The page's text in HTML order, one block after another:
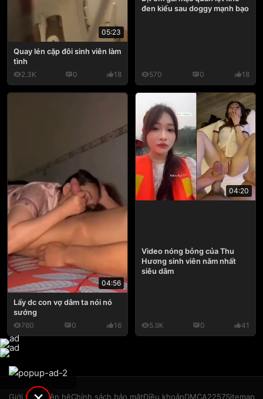
05:23
Quay lén cặp đôi sinh viên làm
tình
2.3K
0 18
đen kiểu sau doggy mạnh bạo
570 0 18
04:56
Lấy dc con vợ dâm ta nói nó
sướng
760
0 16
04:20
Video nóng bỏng của Thu
Hương sinh viên năm nhất
siêu dâm
5.9K 0 41
Giới thiệu Liên hệChính sách bảo mậtĐiều khoảnDMCA2257Sitemap